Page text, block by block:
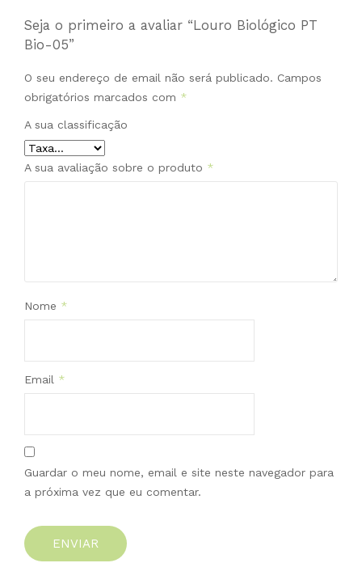
Seja o primeiro a avaliar “Louro Biológico PT
Bio-05”
O seu endereço de email não será publicado. Campos
obrigatórios marcados com *
A sua classificação
A sua avaliação sobre o produto *
Nome *
Email *
Guardar o meu nome, email e site neste navegador para
a próxima vez que eu comentar.